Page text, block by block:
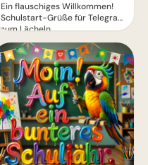
Ein flauschiges Willkommen!
Schulstart-Grüße für Telegram
zum Lächeln